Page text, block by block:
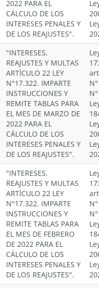
2022 PARA EL
CÁLCULO DE LOS
INTERESES PENALES Y
DE LOS REAJUSTES".
"INTERESES,
REAJUSTES Y MULTAS
ARTÍCULO 22 LEY
N°17.322. IMPARTE
INSTRUCCIONES Y
REMITE TABLAS PARA
EL MES DE MARZO DE
2022 PARA EL
CÁLCULO DE LOS
INTERESES PENALES Y
DE LOS REAJUSTES".
"INTERESES,
REAJUSTES Y MULTAS
ARTÍCULO 22 LEY
N°17.322. IMPARTE
INSTRUCCIONES Y
REMITE TABLAS PARA
EL MES DE FEBRERO
DE 2022 PARA EL
CÁLCULO DE LOS
INTERESES PENALES Y
DE LOS REAJUSTES".